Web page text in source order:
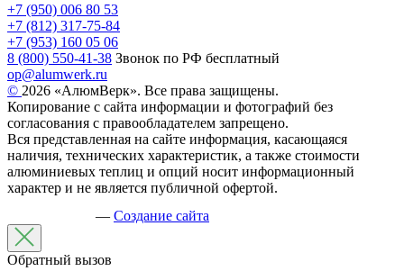
+7 (950) 006 80 53
+7 (812) 317-75-84
+7 (953) 160 05 06
8 (800) 550-41-38 Звонок по РФ бесплатный
op@alumwerk.ru
© 2026 «АлюмВерк». Все права защищены.
Копирование с сайта информации и фотографий без
согласования с правообладателем запрещено.
Вся представленная на сайте информация, касающаяся
наличия, технических характеристик, а также стоимости
алюминиевых теплиц и опций носит информационный
характер и не является публичной офертой.
— Создание сайта
Обратный вызов